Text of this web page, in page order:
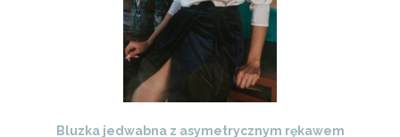
Bluzka jedwabna z asymetrycznym rękawem